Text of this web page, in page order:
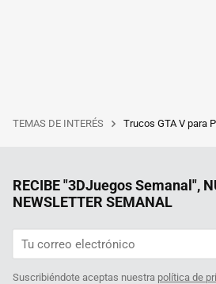
TEMAS DE INTERÉS Trucos GTA V para
RECIBE "3DJuegos Semanal",
NEWSLETTER SEMANAL
Suscribiéndote aceptas nuestra política de